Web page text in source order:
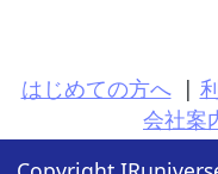
はじめての方へ |
会社案